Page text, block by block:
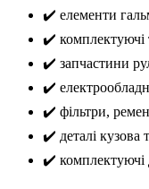
✔️ елементи
✔️ комплектуючі
✔️ запчастини
✔️
✔️ фільтри,
✔️ деталі кузова
✔️ комплектуючі